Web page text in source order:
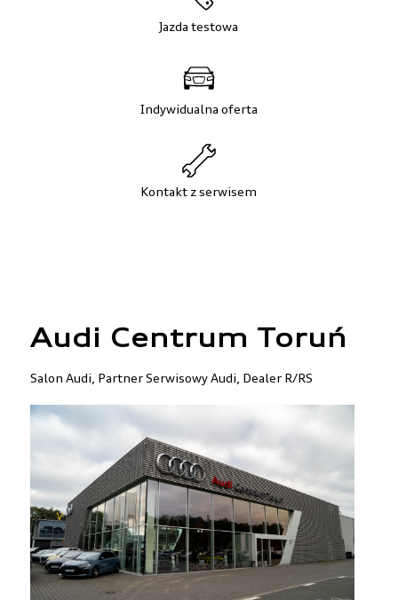
Jazda testowa
Indywidualna oferta
Kontakt z serwisem
Audi Centrum Toruń
Salon Audi, Partner Serwisowy Audi, Dealer R/RS